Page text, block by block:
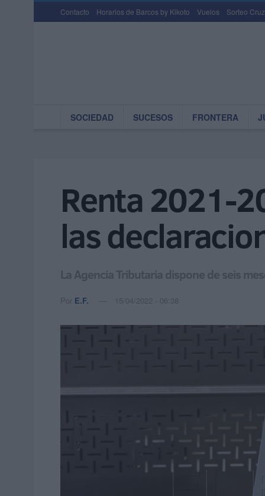
Contacto Horarios de Barcos by Kikoto Vuelos Sorteo
SOCIEDAD SUCESOS FRONTERA
Renta 2021-
las
La Agencia Tributaria dispone de seis
Por E.F. 15/04/2022 - 06:38